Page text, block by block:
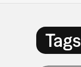
Tags